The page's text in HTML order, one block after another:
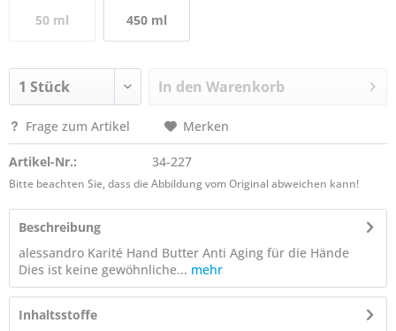
50 ml 450 ml
In den Warenkorb
Frage zum Artikel Merken
Artikel-Nr.: 34-227
Bitte beachten Sie, dass die Abbildung vom Original abweichen kann!
Beschreibung
alessandro Karité Hand Butter Anti Aging für die Hände
Dies ist keine gewöhnliche... mehr
Inhaltsstoffe